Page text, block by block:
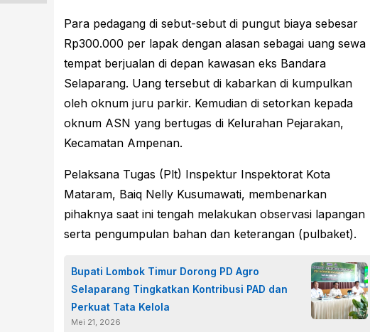
Para pedagang di sebut-sebut di pungut biaya sebesar
Rp300.000 per lapak dengan alasan sebagai uang sewa
tempat berjualan di depan kawasan eks Bandara
Selaparang. Uang tersebut di kabarkan di kumpulkan
oleh oknum juru parkir. Kemudian di setorkan kepada
oknum ASN yang bertugas di Kelurahan Pejarakan,
Kecamatan Ampenan.
Pelaksana Tugas (Plt) Inspektur Inspektorat Kota
Mataram, Baiq Nelly Kusumawati, membenarkan
pihaknya saat ini tengah melakukan observasi lapangan
serta pengumpulan bahan dan keterangan (pulbaket).
Bupati Lombok Timur Dorong PD Agro
Selaparang Tingkatkan Kontribusi PAD dan
Perkuat Tata Kelola
Mei 21, 2026